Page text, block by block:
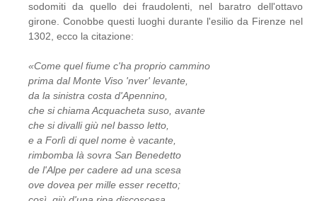
sodomiti da quello dei fraudolenti, nel baratro dell'ottavo
girone. Conobbe questi luoghi durante l'esilio da Firenze nel
1302, ecco la citazione:
«Come quel fiume c'ha proprio cammino
prima dal Monte Viso 'nver' levante,
da la sinistra costa d'Apennino,
che si chiama Acquacheta suso, avante
che si divalli giù nel basso letto,
e a Forlì di quel nome è vacante,
rimbomba là sovra San Benedetto
de l'Alpe per cadere ad una scesa
ove dovea per mille esser recetto;